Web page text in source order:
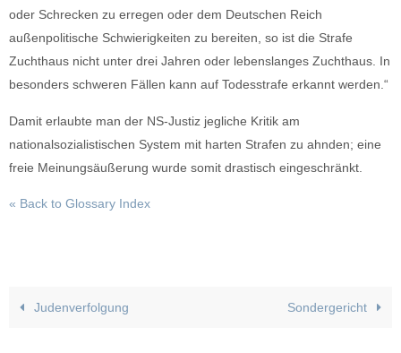
oder Schrecken zu erregen oder dem Deutschen Reich
außenpolitische Schwierigkeiten zu bereiten, so ist die Strafe
Zuchthaus nicht unter drei Jahren oder lebenslanges Zuchthaus. In
besonders schweren Fällen kann auf Todesstrafe erkannt werden.“
Damit erlaubte man der NS-Justiz jegliche Kritik am
nationalsozialistischen System mit harten Strafen zu ahnden; eine
freie Meinungsäußerung wurde somit drastisch eingeschränkt.
« Back to Glossary Index
Judenverfolgung Sondergericht